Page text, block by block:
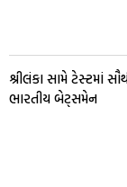
શ્રીલંકા સામે ટેસ્ટમાં
ભારતીય બેટ્સમેન